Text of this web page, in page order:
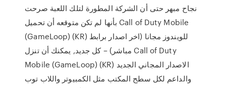
نجاح مبهر حتى أن الشركة المطورة لتلك اللعبة صرحت
بأنها لم تكن متوقعه أن تحميل Call of Duty Mobile
(GameLoop) (KR) للويندوز مجانا (اخر اصدار برابط
مباشر) – كل جديد, يمكنك أن تنزل Call of Duty
Mobile (GameLoop) (KR) الاصدار المجاني الجديد
والداعم لكل سطح المكتب مثل الكمبيوتر واللاب توب